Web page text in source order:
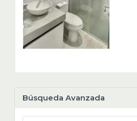
Búsqueda Avanzada